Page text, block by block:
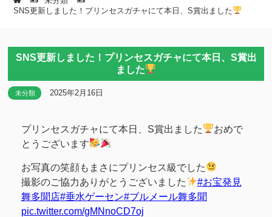
SNS更新しました！プリンセスガチャにて本日、S賞出ました
SNS更新しました！プリンセスガチャにて本日、S賞出
ました
未分類 2025年2月16日
プリンセスガチャにて本日、S賞出ました
おめで
とうございます
お写真の笑顔もまさにプリンセス級でした
撮影のご協力ありがとうございました
#お宝発見
舞多聞店#垂水ゲーセン#ブルメール舞多聞
pic.twitter.com/gMNnoCD7oj